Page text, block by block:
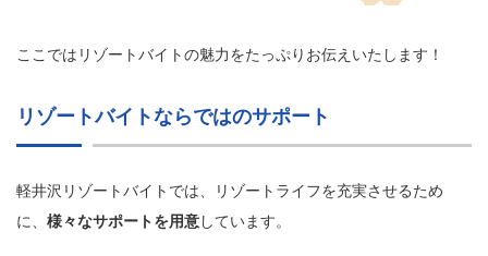
ここではリゾートバイトの魅力をたっぷりお伝えいたします！
リゾートバイトならではのサポート
軽井沢リゾートバイトでは、リゾートライフを充実させるため
に、 様々なサポートを用意しています。